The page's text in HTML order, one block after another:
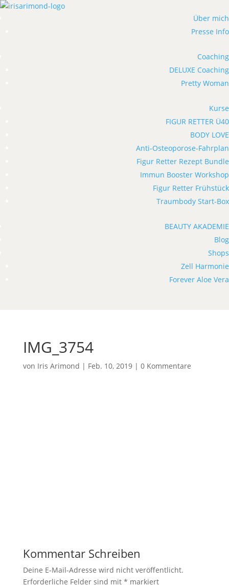
Über mich
Presse Info
Coaching
DELUXE Coaching
Pretty Woman
Kurse
FIGUR RETTER Ü40
BODY LOVE
Anti-Osteoporose-Fahrplan
Figur Retter Rezept Bundle
Immun Booster Workshop
Figur Retter Frühstück
Traumbody Start-Box
BEAUTY AKADEMIE
Blog
Shops
Zell Harmonie
Forever Aloe Vera
IMG_3754
von Iris Arimond | Feb. 10, 2019| 0 Kommentare
Kommentar Schreiben
Deine E-Mail-Adresse wird nicht veröffentlicht.
Erforderliche Felder sind mit * markiert